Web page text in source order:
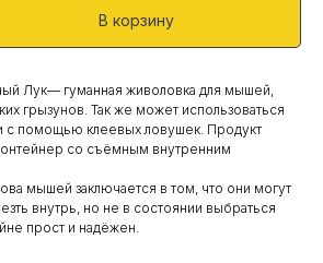
В корзину
Лук— гуманная живоловка для мышей,
грызунов. Так же может использоваться
с помощью клеевых ловушек. Продукт
со съёмным внутренним
мышей заключается в том, что они могут
внутрь, но не в состоянии выбраться
прост и надёжен.